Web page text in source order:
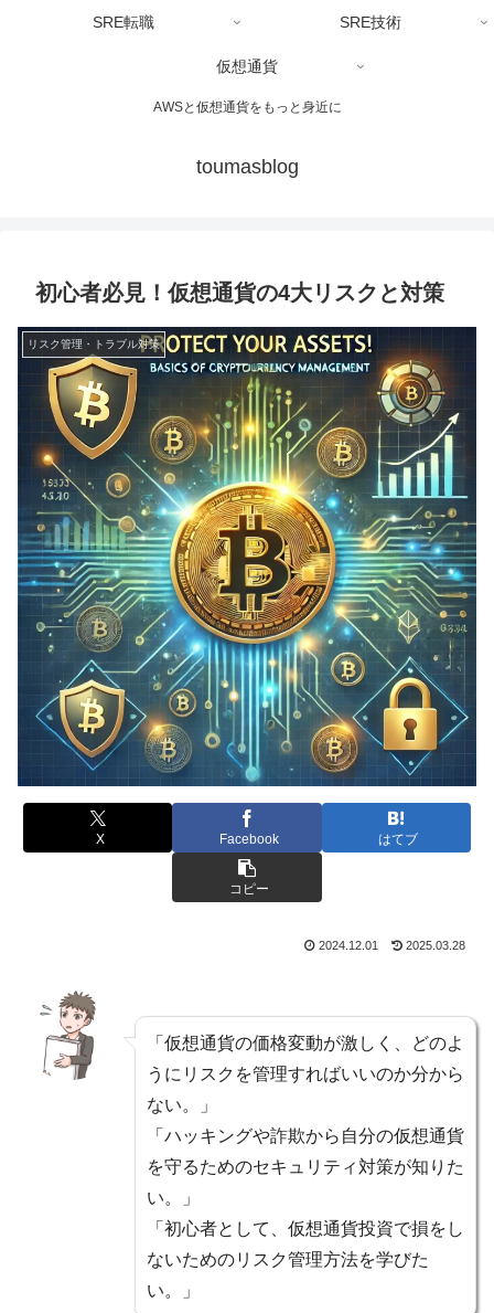
AWSと仮想通貨をもっと身近に
toumasblog
SRE転職 SRE技術
仮想通貨
初心者必見！仮想通貨の4大リスクと対策
リスク管理・トラブル対策
X Facebook はてブ
コピー
2024.12.01 2025.03.28
「仮想通貨の価格変動が激しく、どのよ
うにリスクを管理すればいいのか分から
ない。」
「ハッキングや詐欺から自分の仮想通貨
を守るためのセキュリティ対策が知りた
い。」
「初心者として、仮想通貨投資で損をし
ないためのリスク管理方法を学びた
い。」